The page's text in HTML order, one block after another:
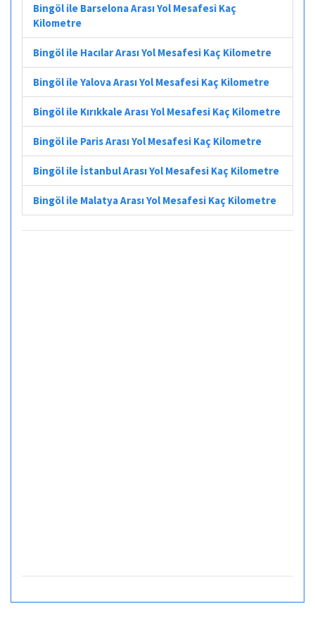
Bingöl ile Barselona Arası Yol Mesafesi Kaç
Kilometre
Bingöl ile Hacılar Arası Yol Mesafesi Kaç Kilometre
Bingöl ile Yalova Arası Yol Mesafesi Kaç Kilometre
Bingöl ile Kırıkkale Arası Yol Mesafesi Kaç Kilometre
Bingöl ile Paris Arası Yol Mesafesi Kaç Kilometre
Bingöl ile İstanbul Arası Yol Mesafesi Kaç Kilometre
Bingöl ile Malatya Arası Yol Mesafesi Kaç Kilometre